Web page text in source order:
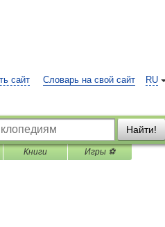
RU
сайт Словарь на свой сайт
Найти!
Книги Игры ⚽